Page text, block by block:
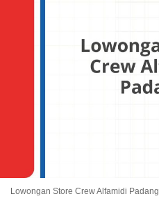
Lowongan Store Crew Alfamidi Padang